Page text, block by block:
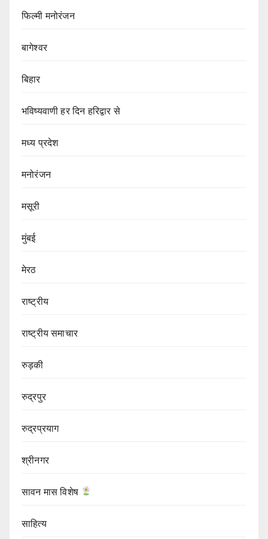
फिल्मी मनोरंजन
बागेश्वर
बिहार
भविष्यवाणी हर दिन हरिद्वार से
मध्य प्रदेश
मनोरंजन
मसूरी
मुंबई
मेरठ
राष्ट्रीय
राष्ट्रीय समाचार
रुड़की
रुद्रपुर
रुद्रप्रयाग
श्रीनगर
सावन मास विशेष
साहित्य